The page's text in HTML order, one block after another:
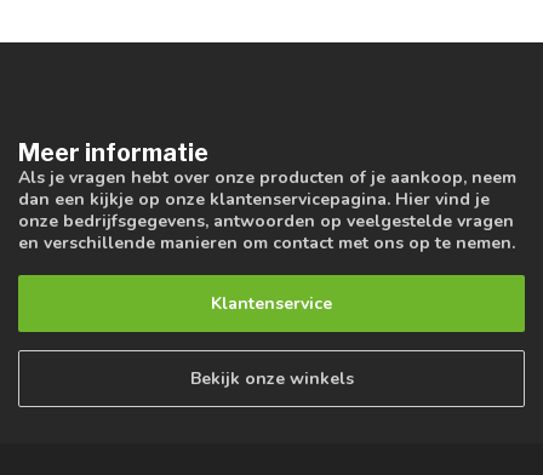
Meer informatie
Als je vragen hebt over onze producten of je aankoop, neem
dan een kijkje op onze klantenservicepagina. Hier vind je
onze bedrijfsgegevens, antwoorden op veelgestelde vragen
en verschillende manieren om contact met ons op te nemen.
Klantenservice
Bekijk onze winkels